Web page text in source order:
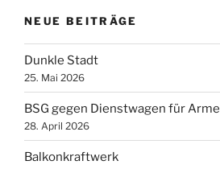
NEUE BEITRÄGE
Dunkle Stadt
25. Mai 2026
BSG gegen Dienstwagen für Arme
28. April 2026
Balkonkraftwerk